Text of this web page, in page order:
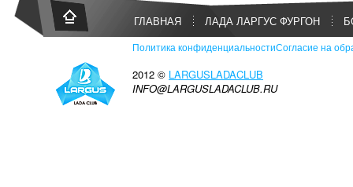
ГЛАВНАЯ ЛАДА ЛАРГУС ФУРГОН
Политика конфиденциальностиСогласие на
2012 © LARGUSLADACLUB
INFO@LARGUSLADACLUB.RU